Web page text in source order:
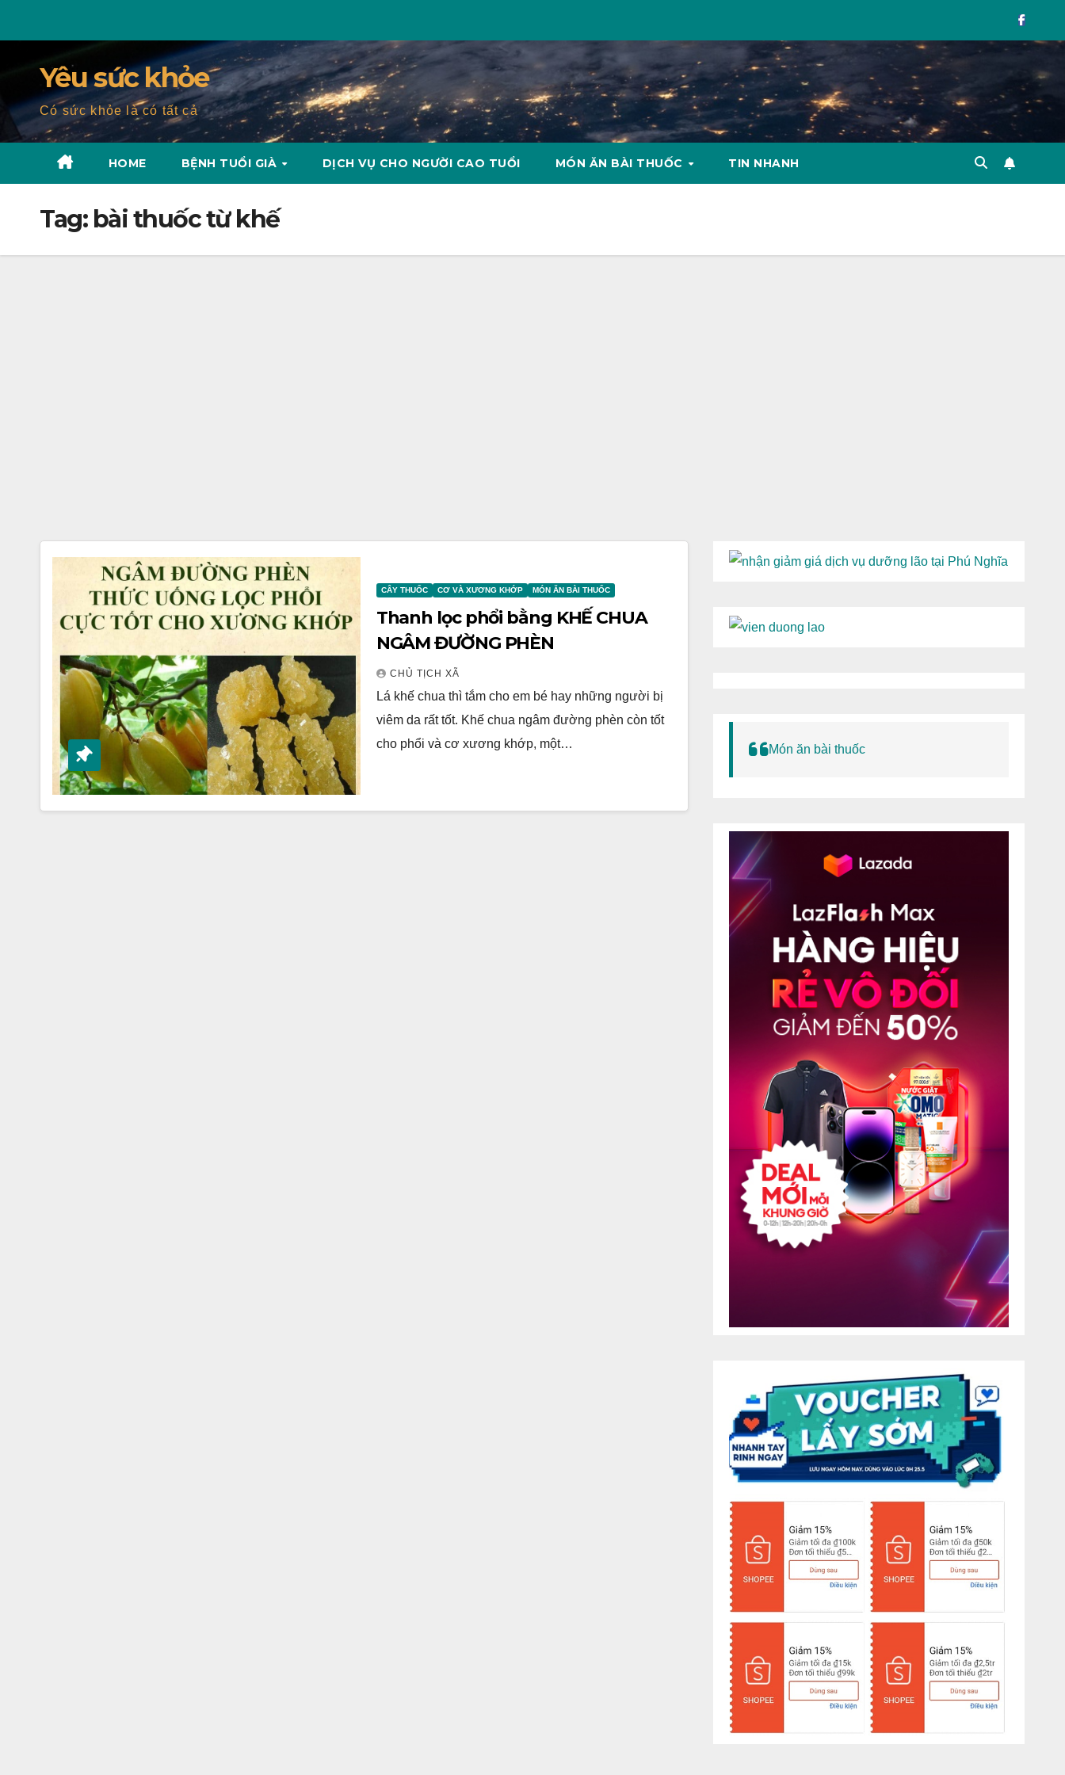
Yêu sức khỏe
Có sức khỏe là có tất cả
HOME BỆNH TUỔI GIÀ DỊCH VỤ CHO NGƯỜI CAO TUỔI MÓN ĂN BÀI THUỐC TIN NHANH
Tag: bài thuốc từ khế
CÂY THUỐC CƠ VÀ XƯƠNG KHỚP MÓN ĂN BÀI THUỐC
Thanh lọc phổi bằng KHẾ CHUA
NGÂM ĐƯỜNG PHÈN
CHỦ TỊCH XÃ
Lá khế chua thì tắm cho em bé hay những người bị
viêm da rất tốt. Khế chua ngâm đường phèn còn tốt
cho phổi và cơ xương khớp, một…
Món ăn bài thuốc